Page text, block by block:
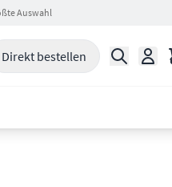
Auswahl
Direkt bestellen Suche